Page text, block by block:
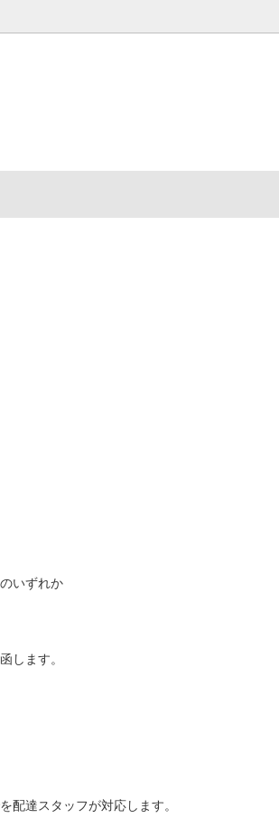
グッドデザイン賞で選ぶ
側 NDstyle.製品の品番の確認方法
いずれか
ます。
達スタッフが対応します。